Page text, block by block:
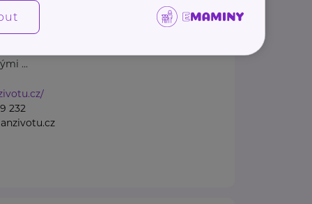
/27
společnost Dlaň životu
...
232